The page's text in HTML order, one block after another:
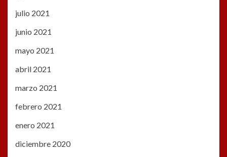
julio 2021
junio 2021
mayo 2021
abril 2021
marzo 2021
febrero 2021
enero 2021
diciembre 2020